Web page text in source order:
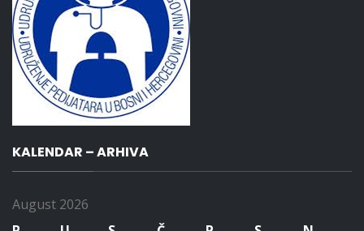
KALENDAR – ARHIVA
August 2026